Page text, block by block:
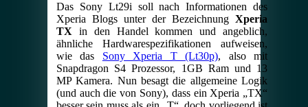
Das Sony Lt29i soll nach Informationen des
Xperia Blogs unter der BezeichnungXperia
TX in den Handel kommen und angeblich,
ähnliche Hardwarespezifikationen aufweisen,
wie das Sony Xperia T (Lt30p), also mit
Snapdragon S4 Prozessor, 1GB Ram und 13
MP Kamera. Nun besagt die allgemeine Logik
(und auch die von Sony), dass ein Xperia „TX“